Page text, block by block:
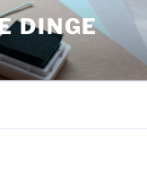
DINGE